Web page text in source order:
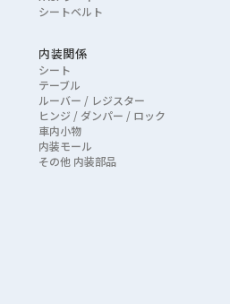
シートベルト
内装関係
シート
テーブル
ルーバー / レジスター
ヒンジ / ダンパー / ロック
車内小物
内装モール
その他 内装部品